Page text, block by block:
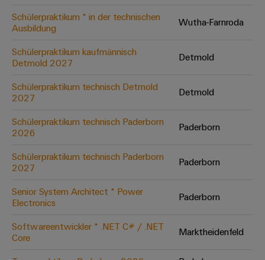
Digital
neuen Niveau
Schülerpraktikum * in der technischen
Ausbildung
Wutha-Farnroda
Schülerpraktikum kaufmännisch
Detmold 2027
Detmold
Schülerpraktikum technisch Detmold
2027
Detmold
Schülerpraktikum technisch Paderborn
2026
Paderborn
Schülerpraktikum technisch Paderborn
2027
Paderborn
Senior System Architect * Power
Electronics
Paderborn
Softwareentwickler * .NET C# / .NET
Core
Marktheidenfeld